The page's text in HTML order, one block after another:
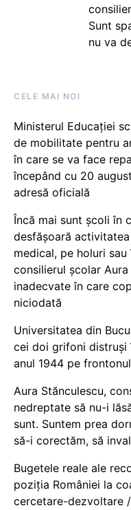
Sunt
nu va
CELE MAI NOI
Ministerul Educației
de mobilitate pentru
în care se va face
începând cu 20
adresă oficială
Încă mai sunt școli în
desfășoară
medical, pe holuri
consilierul școlar
inadecvate în care
niciodată
Universitatea din
cei doi grifoni distruși
anul 1944 pe
Aura Stănculescu,
nedreptate să nu-i
sunt. Suntem prea
să-i corectăm, să
Bugetele reale ale
poziția României la
cercetare-dezvoltare